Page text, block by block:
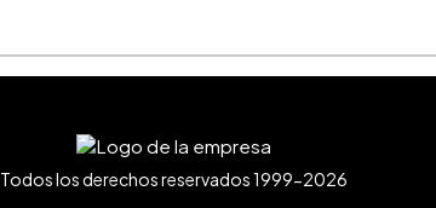
Todos los derechos reservados 1999-2026